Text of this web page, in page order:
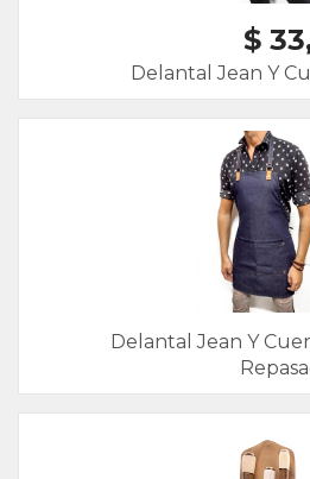
$
Delantal Jean Y
Delantal Jean Y